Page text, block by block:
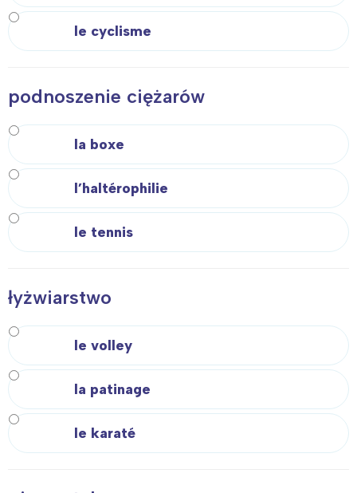
le cyclisme
podnoszenie ciężarów
la boxe
l’haltérophilie
le tennis
łyżwiarstwo
le volley
la patinage
le karaté
Interesują mnie wydarzenia z
tego regionu: